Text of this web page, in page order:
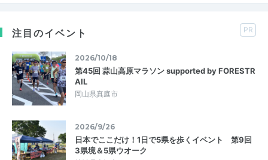
注目のイベント PR
2026/10/18
第45回 蒜山高原マラソン supported by FORESTR
AIL
岡山県真庭市
2026/9/26
日本でここだけ！1日で5県を歩くイベント 第9回
3県境＆5県ウオーク